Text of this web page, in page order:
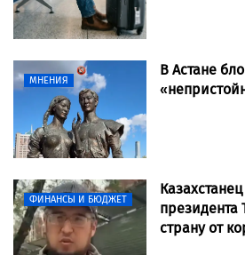
МНЕНИЯ
В Астане
ФИНАНСЫ И БЮДЖЕТ
президента
страну от